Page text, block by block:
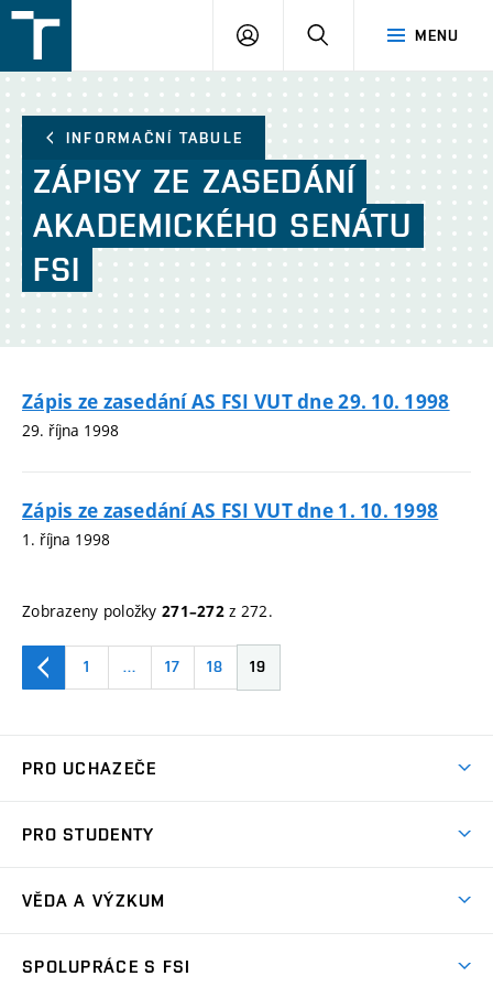
v
Brně
MENU
PŘIHLÁŠENÍ
INFORMAČNÍ TABULE
ZÁPISY ZE ZASEDÁNÍ
AKADEMICKÉHO SENÁTU
FSI
Zápis ze zasedání AS FSI VUT dne 29. 10. 1998
29. října 1998
Zápis ze zasedání AS FSI VUT dne 1. 10. 1998
1. října 1998
Zobrazeny položky271–272 z 272.
1 … 17 18 19
PRO UCHAZEČE
Ambasadoři studia
Zápisy
PRO STUDENTY
Studijní předpisy
VĚDA A VÝZKUM
SPOLUPRÁCE S FSI